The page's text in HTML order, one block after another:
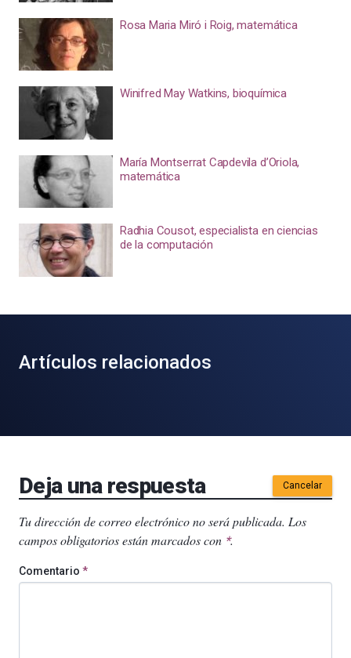
Rosa Maria Miró i Roig, matemática
Winifred May Watkins, bioquímica
María Montserrat Capdevila d’Oriola,
matemática
Radhia Cousot, especialista en ciencias
de la computación
Artículos relacionados
Deja una respuesta Cancelar
Tu dirección de correo electrónico no será publicada. Los
campos obligatorios están marcados con *.
Comentario *